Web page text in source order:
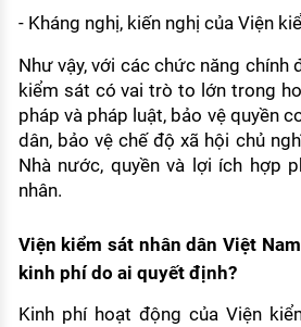
- Kháng nghị, kiến nghị của Viện
Như vậy, với các chức năng chính
kiểm sát có vai trò to lớn trong
pháp và pháp luật, bảo vệ quyền
dân, bảo vệ chế độ xã hội chủ
Nhà nước, quyền và lợi ích hợp
nhân.
Viện kiểm sát nhân dân Việt
kinh phí do ai quyết định?
Kinh phí hoạt động của Viện